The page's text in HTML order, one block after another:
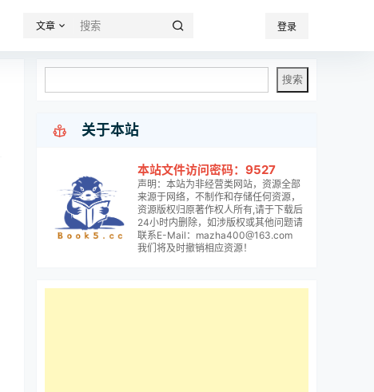
文章 登录
 关于本站
本站文件访问密码：9527
声明：本站为非经营类网站，资源全部
来源于网络，不制作和存储任何资源，
资源版权归原著作权人所有,请于下载后
24小时内删除，如涉版权或其他问题请
联系E-Mail：mazha400@163.com
我们将及时撤销相应资源！